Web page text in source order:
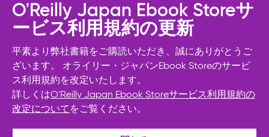
© 2026, O’Reilly Japan, Inc. oreilly.co.jpに掲載されているすべて
その他の Cookie を使用することがあります。 詳細につ
いては Cookie設定をご確認ください。
また、オライリー・ジャパンのプライバシーポリシーに
ついては 個人情報保護方針をご確認ください。
Cookie設定
必須Cookie以外を拒否する
O'Reilly Japan Ebook Storeサ
ービス利用規約の更新
平素より弊社書籍をご購読いただき、誠にありがとうご
ざいます。 オライリー・ジャパンEbook Storeのサービ
ス利用規約を改定いたします。
詳しくはO'Reilly Japan Ebook Storeサービス利用規約の
改定について をご覧ください。